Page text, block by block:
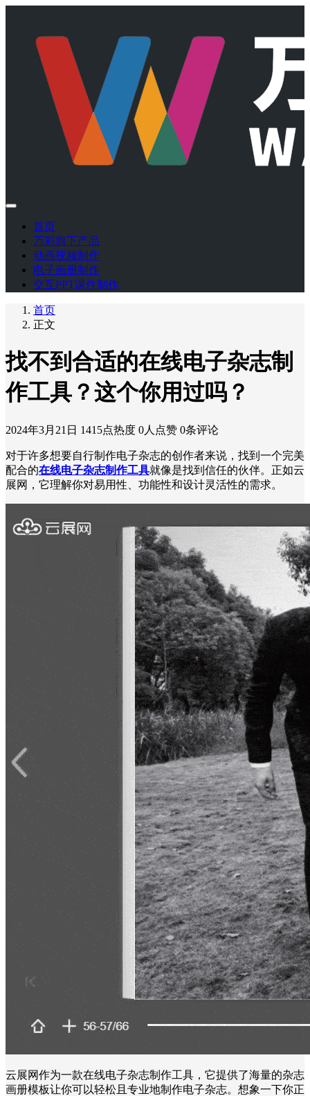
首页
万彩旗下产品
动画视频制作
电子画册制作
交互PPT课件制作
首页
正文
找不到合适的在线电子杂志制
作工具？这个你用过吗？
2024年3月21日 1415点热度 0人点赞 0条评论
对于许多想要自行制作电子杂志的创作者来说，找到一个完美
配合的在线电子杂志制作工具就像是找到信任的伙伴。正如云
展网，它理解你对易用性、功能性和设计灵活性的需求。
云展网作为一款在线电子杂志制作工具，它提供了海量的杂志
画册模板让你可以轻松且专业地制作电子杂志。想象一下你正